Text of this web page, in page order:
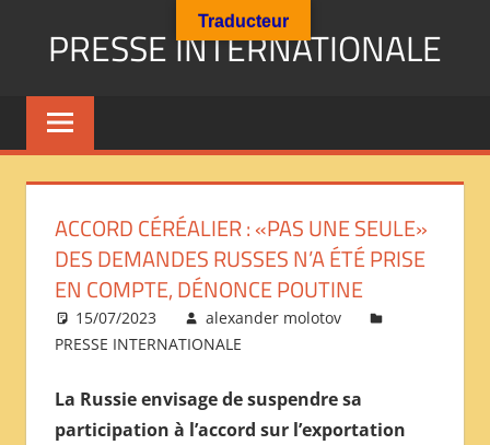
PRESSE INTERNATIONALE
Presse
Internationale
Géopolitique
Immigration
Société
Emploi
Economie
Géostratégie-
PRESS
REVIEW
ACCORD CÉRÉALIER : «PAS UNE SEULE»
DES DEMANDES RUSSES N’A ÉTÉ PRISE
EN COMPTE, DÉNONCE POUTINE
15/07/2023
alexander molotov
PRESSE INTERNATIONALE
La Russie envisage de suspendre sa
participation à l’accord sur l’exportation
Traducteur